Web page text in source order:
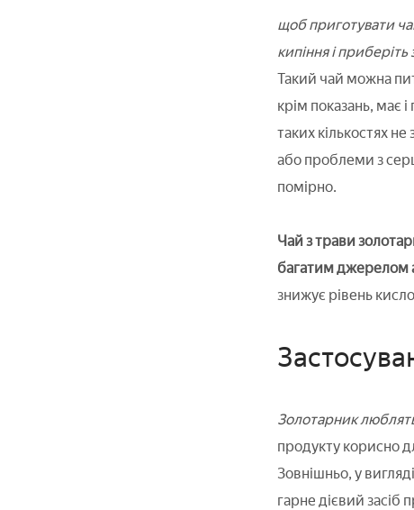
щоб приготувати
кипіння і приберіть
Такий чай можна
крім показань, має
таких кількостях
або проблеми з
помірно.
Чай з трави
багатим джерелом
знижує рівень
Золотарник
продукту корисно
Зовнішньо, у
гарне дієвий засіб